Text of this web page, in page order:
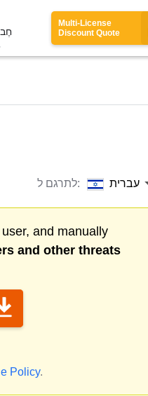
Multi-License
Discount Quote
לתרגם ל: עברית
and manually
and other threats
Policy.